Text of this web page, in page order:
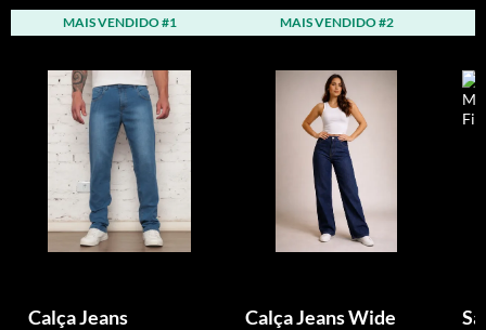
MAIS VENDIDO #1
Calça Jeans
MAIS VENDIDO #2
Calça Jeans Wide